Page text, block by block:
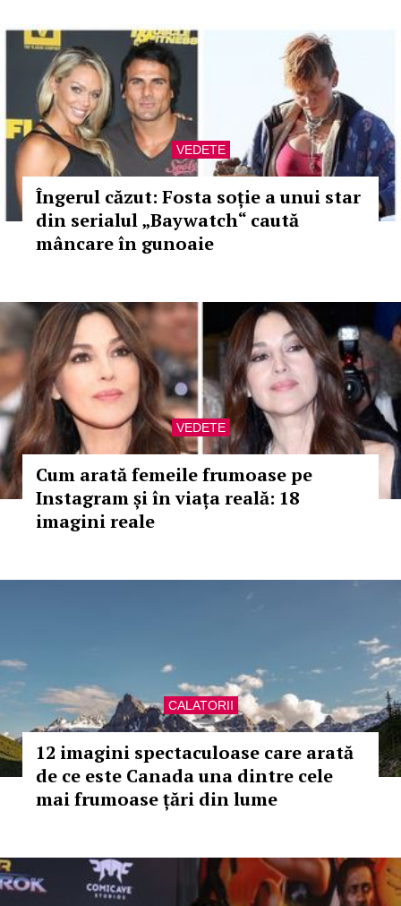
VEDETE
Îngerul căzut: Fosta soție a unui star
din serialul „Baywatch“ caută
mâncare în gunoaie
VEDETE
Cum arată femeile frumoase pe
Instagram și în viața reală: 18
imagini reale
CALATORII
12 imagini spectaculoase care arată
de ce este Canada una dintre cele
mai frumoase țări din lume